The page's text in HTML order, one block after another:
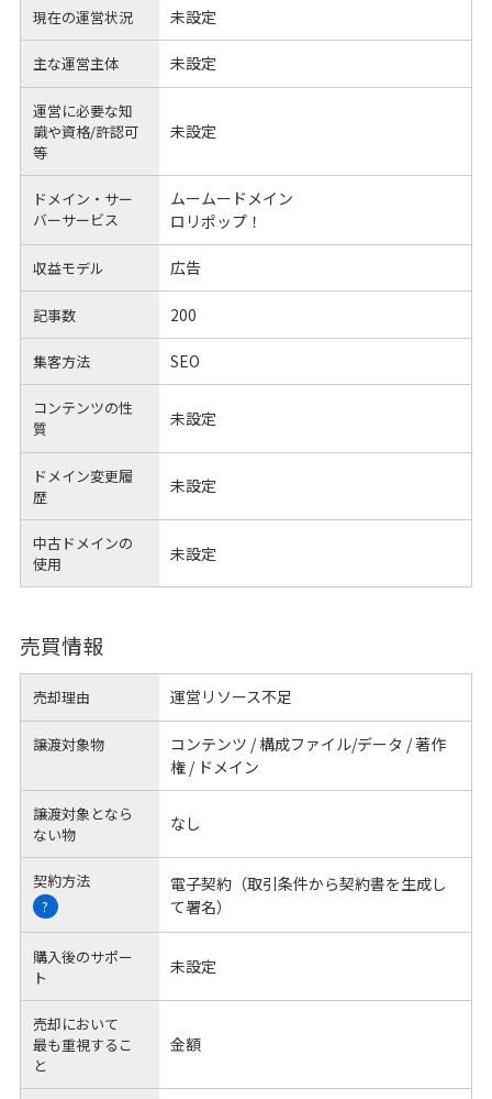
現在の運営状況 未設定
主な運営主体 未設定
運営に必要な知
識や資格/許認可
等
未設定
ドメイン・サー
バーサービス
ムームードメイン
ロリポップ！
収益モデル 広告
記事数 200
集客方法 SEO
コンテンツの性
質
未設定
ドメイン変更履
歴
未設定
中古ドメインの
使用
未設定
売買情報
売却理由 運営リソース不足
譲渡対象物
コンテンツ / 構成ファイル/データ / 著作
権 / ドメイン
譲渡対象となら
ない物
なし
契約方法
?
電子契約（取引条件から契約書を生成し
て署名）
購入後のサポー
ト
未設定
売却において
最も重視するこ
と
金額